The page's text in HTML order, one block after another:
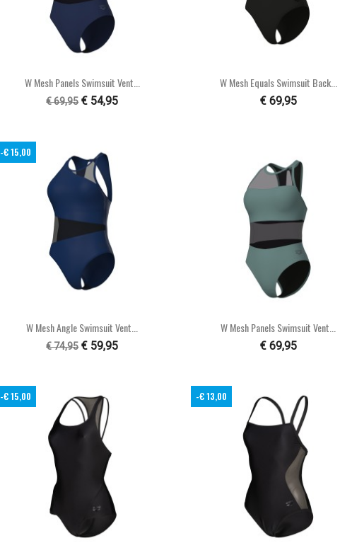
Snel bekijken
W Mesh Panels Swimsuit Vent...
€ 69,95 € 54,95
Snel bekijken
W Mesh Equals Swimsuit Back...
€ 69,95
 Snel bekijken
W Mesh Angle Swimsuit Vent...
€ 74,95 € 59,95
-€ 15,00
Snel bekijken
W Mesh Panels Swimsuit Vent...
€ 69,95
-€ 15,00 -€ 13,00